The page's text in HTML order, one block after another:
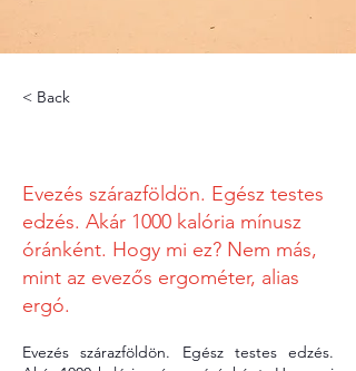
< Back
Evezés szárazföldön. Egész testes
edzés. Akár 1000 kalória mínusz
óránként. Hogy mi ez? Nem más,
mint az evezős ergométer, alias
ergó.
Evezés szárazföldön. Egész testes edzés.